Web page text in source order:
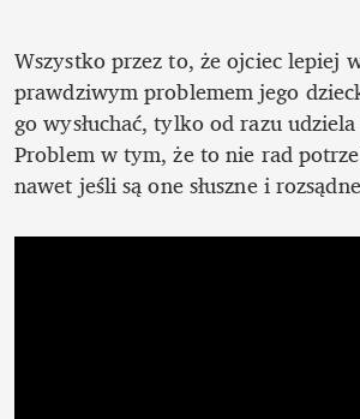
Wszystko przez to, że ojciec lepiej
prawdziwym problemem jego
go wysłuchać, tylko od razu
Problem w tym, że to nie rad
nawet jeśli są one słuszne i